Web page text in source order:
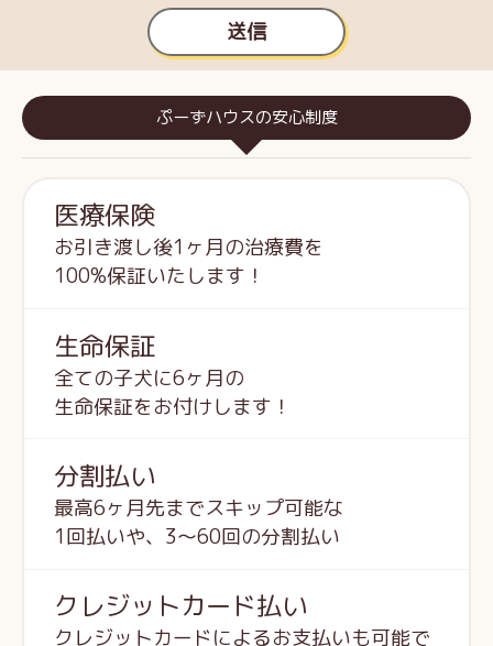
送信
ぷーずハウスの安心制度
医療保険
お引き渡し後1ヶ月の治療費を
100%保証いたします！
生命保証
全ての子犬に6ヶ月の
生命保証をお付けします！
分割払い
最高6ヶ月先までスキップ可能な
1回払いや、3～60回の分割払い
クレジットカード払い
クレジットカードによるお支払いも可能で